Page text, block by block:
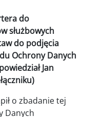
do
służbowych
do podjęcia
Ochrony Danych
Jan
o zbadanie tej
Danych